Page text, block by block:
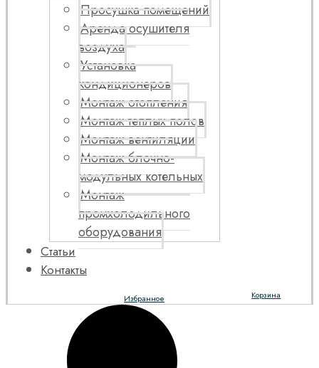
Просушка помещений
Аренда осушителя
воздуха
Установка
кондиционеров
Монтаж отопления
Монтаж теплых полов
Монтаж вентиляции
Монтаж блочно-
модульных котельных
Монтаж
промхолодильного
оборудования
Статьи
Контакты
Корзина
Избранное